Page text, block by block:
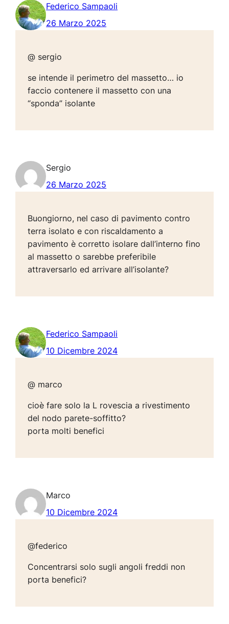
Federico Sampaoli
26 Marzo 2025
@ sergio
se intende il perimetro del massetto… io
faccio contenere il massetto con una
“sponda” isolante
Sergio
26 Marzo 2025
Buongiorno, nel caso di pavimento contro
terra isolato e con riscaldamento a
pavimento è corretto isolare dall’interno fino
al massetto o sarebbe preferibile
attraversarlo ed arrivare all’isolante?
Federico Sampaoli
10 Dicembre 2024
@ marco
cioè fare solo la L rovescia a rivestimento
del nodo parete-soffitto?
porta molti benefici
Marco
10 Dicembre 2024
@federico
Concentrarsi solo sugli angoli freddi non
porta benefici?